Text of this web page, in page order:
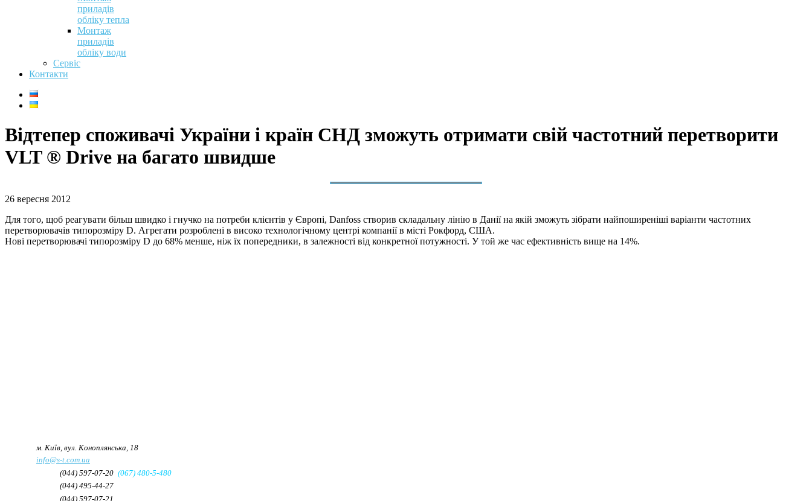
приладів
обліку тепла
Монтаж
приладів
обліку води
Сервіс
Контакти
Відтепер споживачі України і країн СНД зможуть отримати свій частотний перетворити
VLT ® Drive на багато швидше
26 вересня 2012
Для того, щоб реагувати більш швидко і гнучко на потреби клієнтів у Європі, Danfoss створив складальну лінію в Данії на якій зможуть зібрати найпоширеніші варіанти частотних
перетворювачів типорозміру D. Агрегати розроблені в високо технологічному центрі компанії в місті Рокфорд, США.
Нові перетворювачі типорозміру D до 68% менше, ніж їх попередники, в залежності від конкретної потужності. У той же час ефективність вище на 14%.
м. Київ, вул. Коноплянська, 18
info@s-t.com.ua
(044) 597-07-20 (067) 480-5-480
(044) 495-44-27
(044) 597-07-21